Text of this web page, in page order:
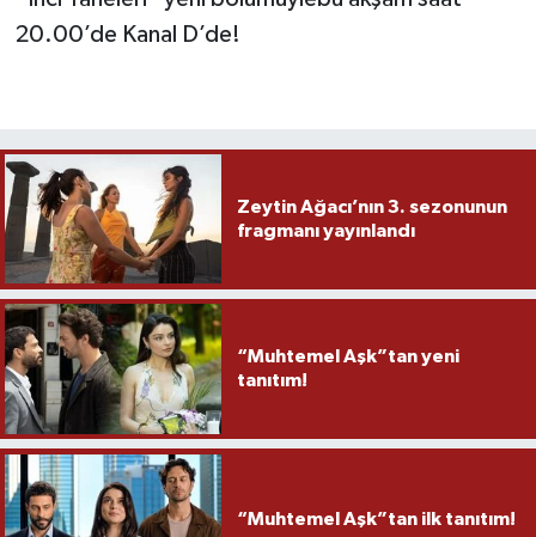
20.00’de Kanal D’de!
Zeytin Ağacı’nın 3. sezonunun
fragmanı yayınlandı
“Muhtemel Aşk”tan yeni
tanıtım!
“Muhtemel Aşk”tan ilk tanıtım!